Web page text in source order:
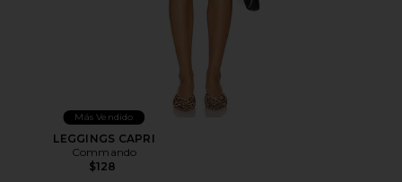
Más Vendido
LEGGINGS CAPRI
Commando
$128